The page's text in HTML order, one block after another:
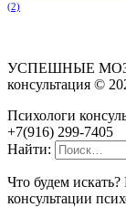
(2)
УСПЕШНЫЕ МОЗГИ
консультация ©
Психологи
+7(916) 299-7405
Найти:
Что будем
консультации